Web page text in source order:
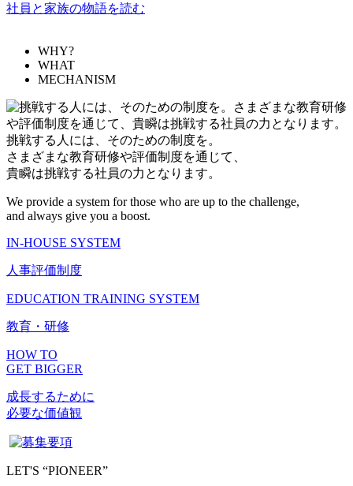
社員と家族の物語を読む
WHY?
WHAT
MECHANISM
挑戦する人には、そのための制度を。
さまざまな教育研修や評価制度を通じて、
貴瞬は挑戦する社員の力となります。
We provide a system for those who are up to the challenge,
and always give you a boost.
IN-HOUSE SYSTEM
人事評価制度
EDUCATION TRAINING SYSTEM
教育・研修
HOW TO
GET BIGGER
成長するために
必要な価値観
LET'S “PIONEER”